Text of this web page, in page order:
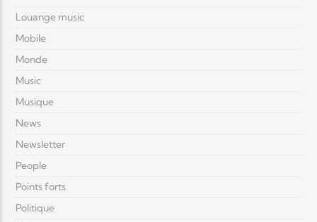
Louange music
Mobile
Monde
Music
Musique
News
Newsletter
People
Points forts
Politique